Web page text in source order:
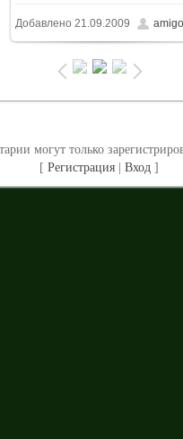
1024x768/ 273.0Kb
Добавлено 21.09.2009 amigo
могут только
[Регистрация |Вход ]